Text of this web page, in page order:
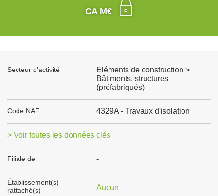
CA M€
Secteur d'activité
Eléments de construction >
Bâtiments, structures
(préfabriqués)
Code NAF 4329A - Travaux d'isolation
> Voir toutes les données clés
Filiale de -
Établissement(s)
rattaché(s)
Aucun